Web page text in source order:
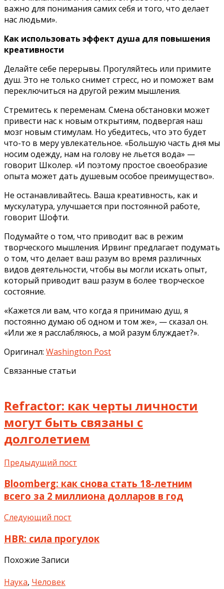
важно для понимания самих себя и того, что делает
нас людьми».
Как использовать эффект душа для повышения
креативности
Делайте себе перерывы. Прогуляйтесь или примите
душ. Это не только снимет стресс, но и поможет вам
переключиться на другой режим мышления.
Стремитесь к переменам. Смена обстановки может
привести нас к новым открытиям, подвергая наш
мозг новым стимулам. Но убедитесь, что это будет
что-то в меру увлекательное. «Большую часть дня мы
носим одежду, нам на голову не льется вода» —
говорит Школер. «И поэтому простое своеобразие
опыта может дать душевым особое преимущество».
Не останавливайтесь. Ваша креативность, как и
мускулатура, улучшается при постоянной работе,
говорит Шофти.
Подумайте о том, что приводит вас в режим
творческого мышления. Ирвинг предлагает подумать
о том, что делает ваш разум во время различных
видов деятельности, чтобы вы могли искать опыт,
который приводит ваш разум в более творческое
состояние.
«Кажется ли вам, что когда я принимаю душ, я
постоянно думаю об одном и том же», — сказал он.
«Или же я расслабляюсь, а мой разум блуждает?».
Оригинал: Washington Post
Связанные статьи
Refractor: как черты личности
могут быть связаны с
долголетием
Предыдущий пост
Bloomberg: как снова стать 18-летним
всего за 2 миллиона долларов в год
Следующий пост
HBR: сила прогулок
Похожие Записи
Наука, Человек